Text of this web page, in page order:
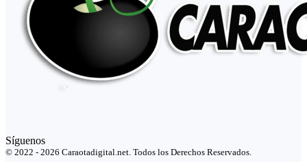
Síguenos
© 2022 - 2026 Caraotadigital.net. Todos los Derechos Reservados.